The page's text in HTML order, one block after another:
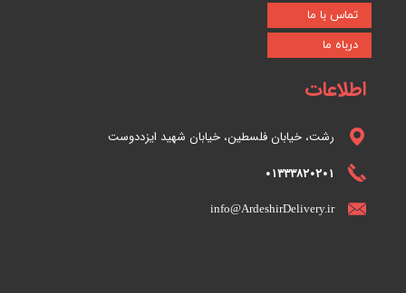
تماس با ما
درباه ما
اطلاعات
رشت، خیابان فلسطین، خیابان شهید ایزددوست
01333820201
info@ArdeshirDelivery.ir